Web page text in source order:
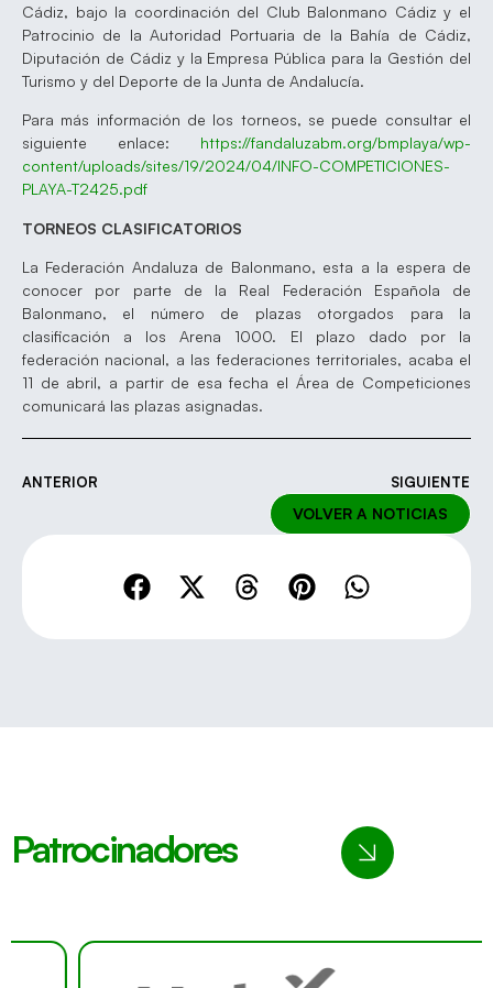
Cádiz, bajo la coordinación del Club Balonmano Cádiz y el
Patrocinio de la Autoridad Portuaria de la Bahía de Cádiz,
Diputación de Cádiz y la Empresa Pública para la Gestión del
Turismo y del Deporte de la Junta de Andalucía.
Para más información de los torneos, se puede consultar el
siguiente enlace: https://fandaluzabm.org/bmplaya/wp-
content/uploads/sites/19/2024/04/INFO-COMPETICIONES-
PLAYA-T2425.pdf
TORNEOS CLASIFICATORIOS
La Federación Andaluza de Balonmano, esta a la espera de
conocer por parte de la Real Federación Española de
Balonmano, el número de plazas otorgados para la
clasificación a los Arena 1000. El plazo dado por la
federación nacional, a las federaciones territoriales, acaba el
11 de abril, a partir de esa fecha el Área de Competiciones
comunicará las plazas asignadas.
ANTERIOR SIGUIENTE
VOLVER A NOTICIAS
Patrocinadores